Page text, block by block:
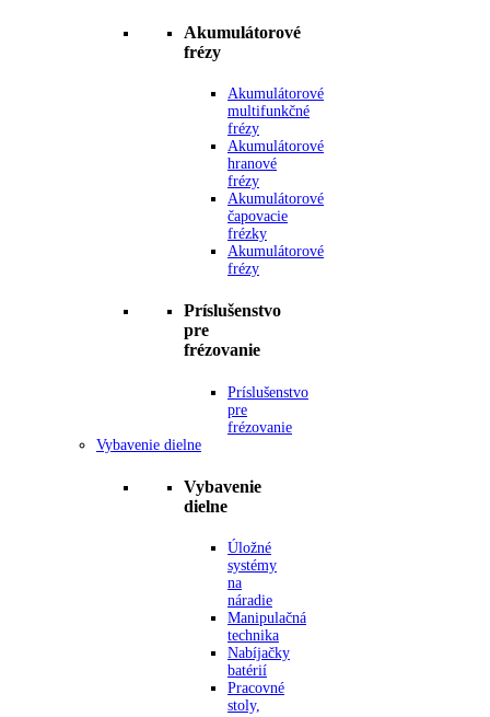
Akumulátorové
frézy
Akumulátorové
multifunkčné
frézy
Akumulátorové
hranové
frézy
Akumulátorové
čapovacie
frézky
Akumulátorové
frézy
Príslušenstvo
pre
frézovanie
Príslušenstvo
pre
frézovanie
Vybavenie dielne
Vybavenie
dielne
Úložné
systémy
na
náradie
Manipulačná
technika
Nabíjačky
batérií
Pracovné
stoly,